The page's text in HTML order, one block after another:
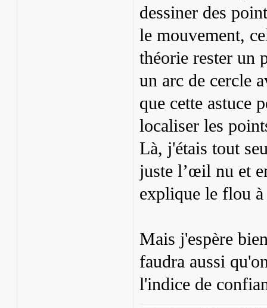
dessiner des
le mouvement,
théorie rester un
un arc de cercle
que cette astuce
localiser les
Là, j'étais tout
juste l’œil nu et
explique le flou à
Mais j'espère
faudra aussi
l'indice de